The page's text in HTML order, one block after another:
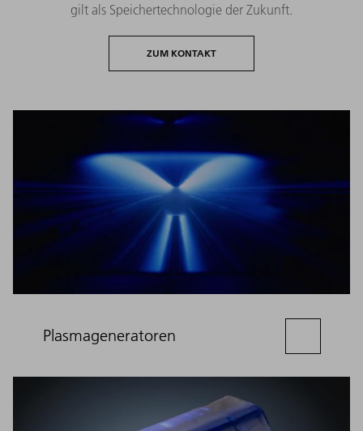
gilt als Speichertechnologie der Zukunft.
ZUM KONTAKT
Plasmageneratoren